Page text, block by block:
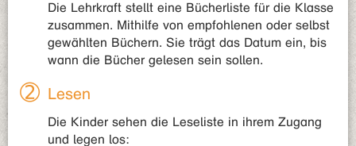
Die Lehrkraft stellt eine Bücherliste für die Klasse
zusammen. Mithilfe von empfohlenen oder selbst
gewählten Büchern. Sie trägt das Datum ein, bis
wann die Bücher gelesen sein sollen.
Lesen
Die Kinder sehen die Leseliste in ihrem Zugang
und legen los: